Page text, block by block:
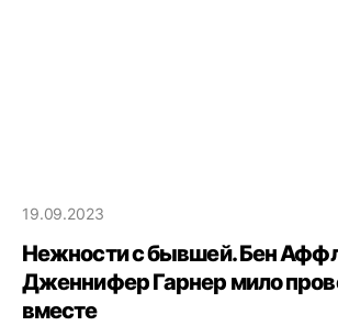
19.09.2023
Нежности с бывшей. Бен
Дженнифер Гарнер мило
вместе